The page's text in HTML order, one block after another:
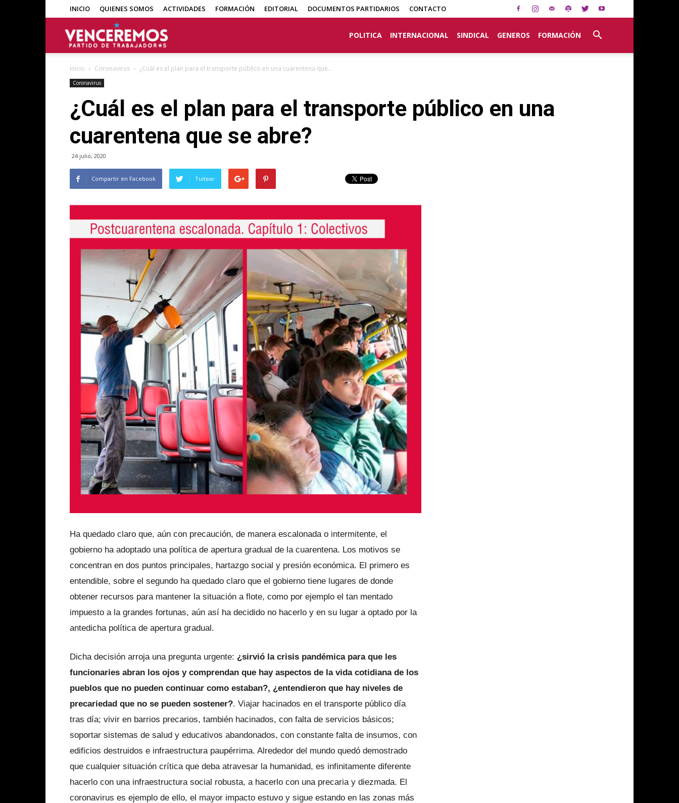
INICIO QUIENES SOMOS ACTIVIDADES FORMACIÓN EDITORIAL DOCUMENTOS PARTIDARIOS CONTACTO
POLITICA INTERNACIONAL SINDICAL GENEROS FORMACIÓN
Inicio Coronavirus ¿Cuál es el plan para el transporte público en una cuarentena que...
Coronavirus
¿Cuál es el plan para el transporte público en una
cuarentena que se abre?
24 julio, 2020
Compartir en Facebook Tuitear
Ha quedado claro que, aún con precaución, de manera escalonada o intermitente, el
gobierno ha adoptado una política de apertura gradual de la cuarentena. Los motivos se
concentran en dos puntos principales, hartazgo social y presión económica. El primero es
entendible, sobre el segundo ha quedado claro que el gobierno tiene lugares de donde
obtener recursos para mantener la situación a flote, como por ejemplo el tan mentado
impuesto a la grandes fortunas, aún así ha decidido no hacerlo y en su lugar a optado por la
antedicha política de apertura gradual.
Dicha decisión arroja una pregunta urgente: ¿sirvió la crisis pandémica para que les
funcionaries abran los ojos y comprendan que hay aspectos de la vida cotidiana de los
pueblos que no pueden continuar como estaban?, ¿entendieron que hay niveles de
precariedad que no se pueden sostener?. Viajar hacinados en el transporte público día
tras día; vivir en barrios precarios, también hacinados, con falta de servicios básicos;
soportar sistemas de salud y educativos abandonados, con constante falta de insumos, con
edificios destruidos e infraestructura paupérrima. Alrededor del mundo quedó demostrado
que cualquier situación crítica que deba atravesar la humanidad, es infinitamente diferente
hacerlo con una infraestructura social robusta, a hacerlo con una precaria y diezmada. El
coronavirus es ejemplo de ello, el mayor impacto estuvo y sigue estando en las zonas más